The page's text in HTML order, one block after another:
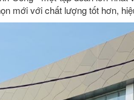
mới với chất lượng tốt hơn,